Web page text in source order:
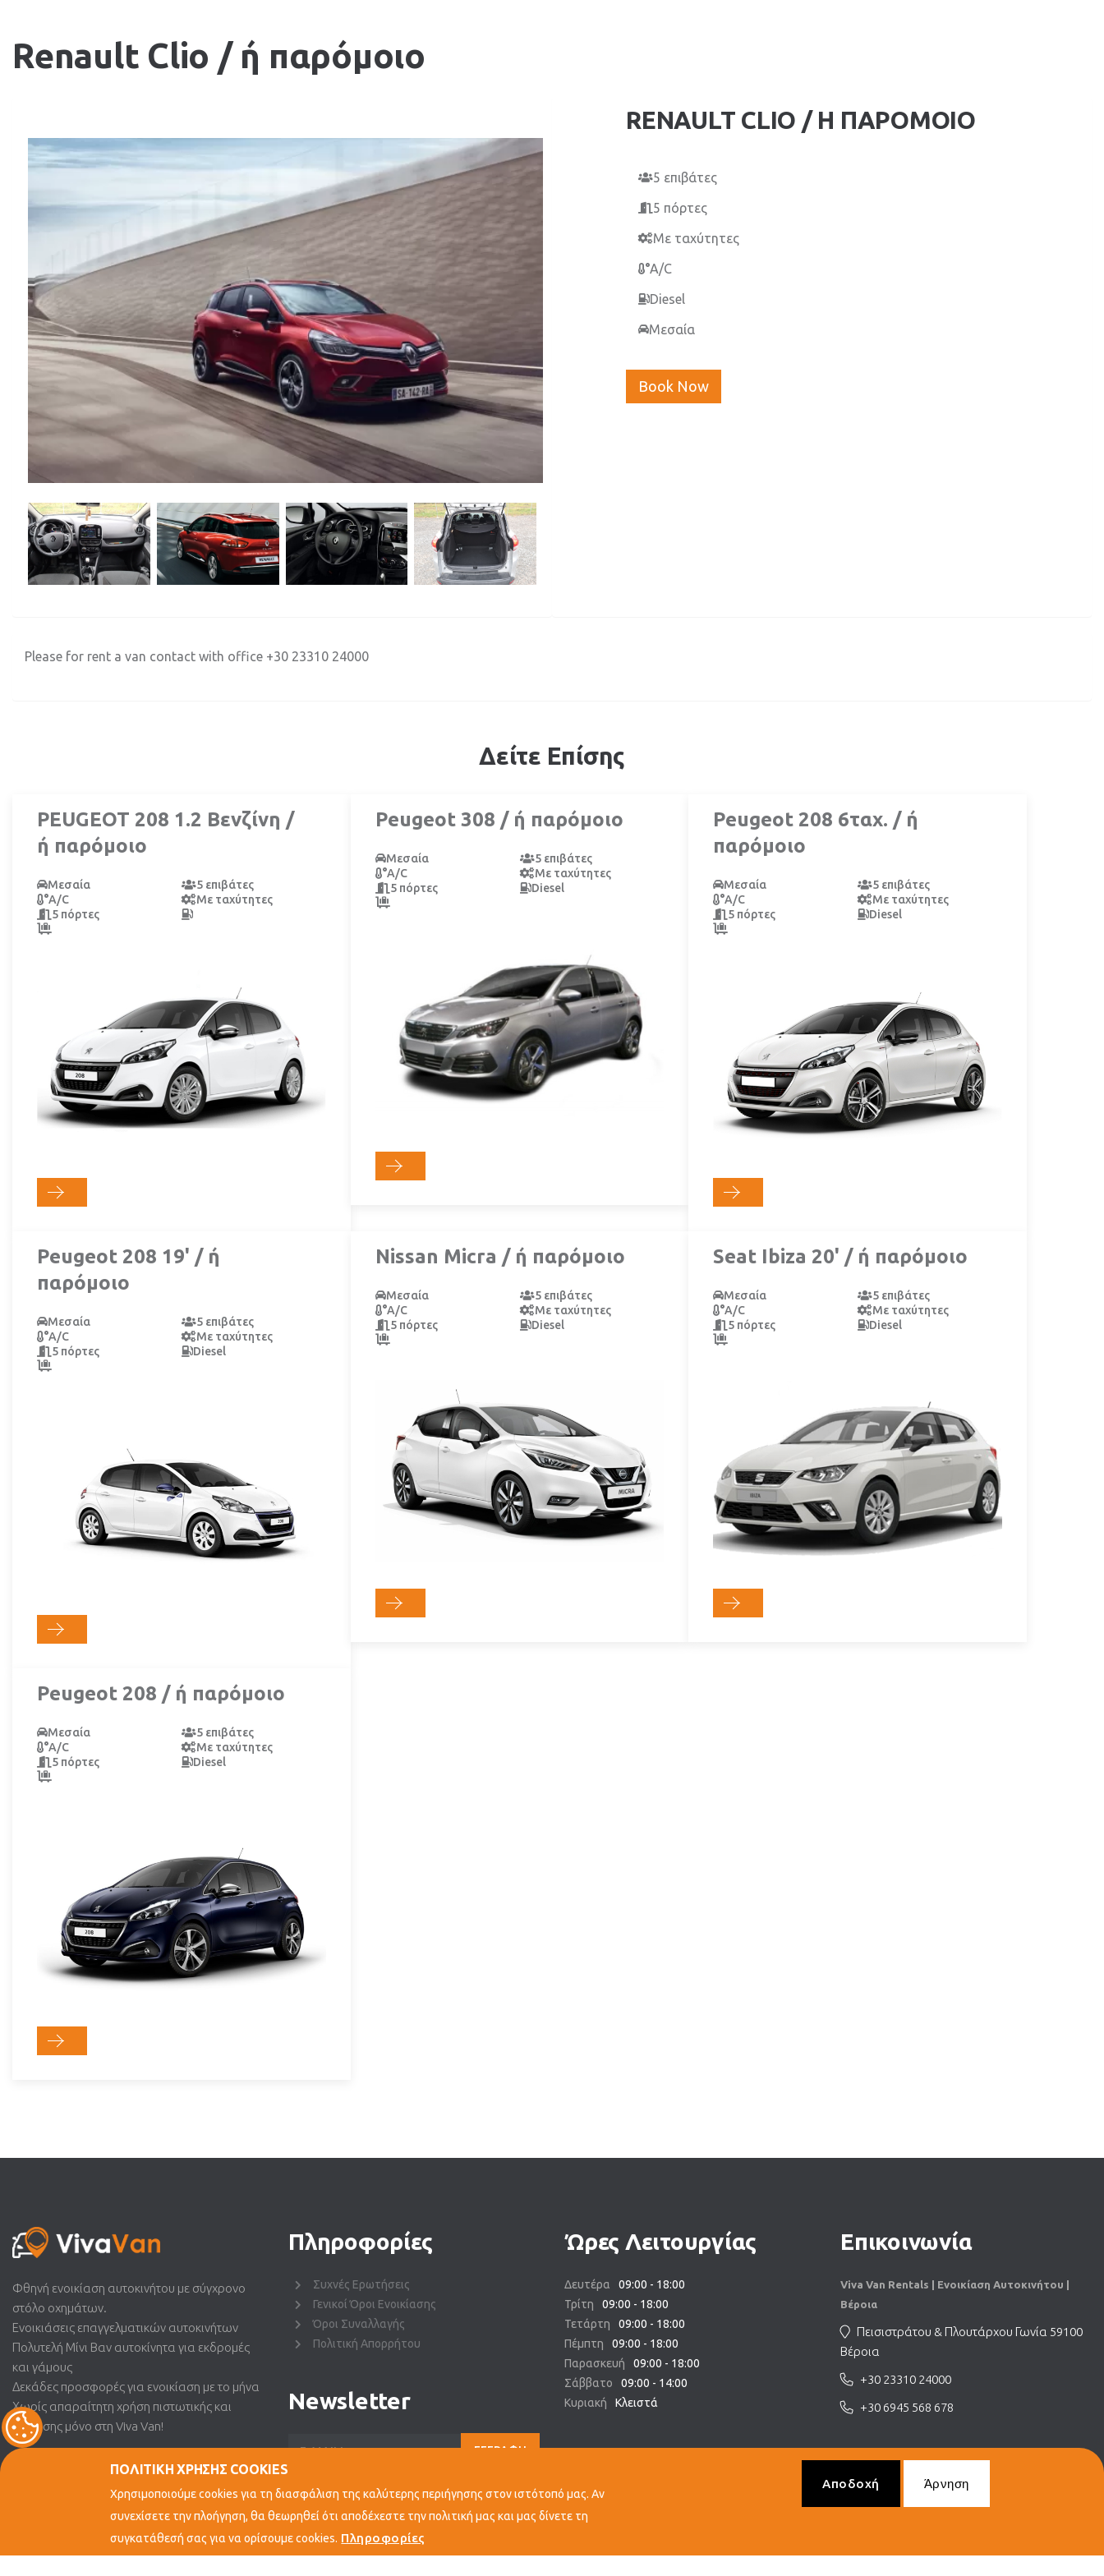
Renault Clio / ή παρόμοιο
RENAULT CLIO / Η ΠΑΡΟΜΟΙΟ
5 επιβάτες
5 πόρτες
Με ταχύτητες
A/C
Diesel
Μεσαία
Book Now
Please for rent a van contact with office +30 23310 24000
Δείτε Επίσης
PEUGEOT 208 1.2 Βενζίνη /
ή παρόμοιο
Μεσαία
5 επιβάτες
A/C
Με ταχύτητες
5 πόρτες
Peugeot 308 / ή παρόμοιο
Μεσαία
5 επιβάτες
A/C
Με ταχύτητες
5 πόρτες
Diesel
Peugeot 208 6ταχ. / ή
παρόμοιο
Μεσαία
5 επιβάτες
A/C
Με ταχύτητες
5 πόρτες
Diesel
Peugeot 208 19' / ή
παρόμοιο
Μεσαία
5 επιβάτες
A/C
Με ταχύτητες
5 πόρτες
Diesel
Nissan Micra / ή παρόμοιο
Μεσαία
5 επιβάτες
A/C
Με ταχύτητες
5 πόρτες
Diesel
Seat Ibiza 20' / ή παρόμοιο
Μεσαία
5 επιβάτες
A/C
Με ταχύτητες
5 πόρτες
Diesel
Peugeot 208 / ή παρόμοιο
Μεσαία
5 επιβάτες
A/C
Με ταχύτητες
5 πόρτες
Diesel
Φθηνή ενοικίαση αυτοκινήτου με σύγχρονο
στόλο οχημάτων.
Ενοικιάσεις επαγγελματικών αυτοκινήτων
Πολυτελή Μίνι Βαν αυτοκίνητα για εκδρομές
και γάμους
Δεκάδες προσφορές για ενοικίαση με το μήνα
Χωρίς απαραίτητη χρήση πιστωτικής και
εγγύησης μόνο στη Viva Van!
Πληροφορίες
Συχνές Ερωτήσεις
Γενικοί Όροι Ενοικίασης
Όροι Συναλλαγής
Πολιτική Απορρήτου
Newsletter
ΕΓΓΡΑΦΗ
Ώρες Λειτουργίας
Δευτέρα
09:00 - 18:00
Τρίτη
09:00 - 18:00
Τετάρτη
09:00 - 18:00
Πέμπτη
09:00 - 18:00
Παρασκευή
09:00 - 18:00
Σάββατο
09:00 - 14:00
Κυριακή
Κλειστά
Επικοινωνία
Viva Van Rentals | Ενοικίαση Αυτοκινήτου |
Βέροια
Πεισιστράτου & Πλουτάρχου Γωνία 59100
Βέροια
+30 23310 24000
+30 6945 568 678
ΠΟΛΙΤΙΚΗ ΧΡΗΣΗΣ COOKIES
Χρησιμοποιούμε cookies για τη διασφάλιση της καλύτερης περιήγησης στον ιστότοπό μας. Αν
συνεχίσετε την πλοήγηση, θα θεωρηθεί ότι αποδέχεστε την πολιτική μας και μας δίνετε τη
συγκατάθεσή σας για να ορίσουμε cookies. Πληροφορίες
Αποδοχή Άρνηση